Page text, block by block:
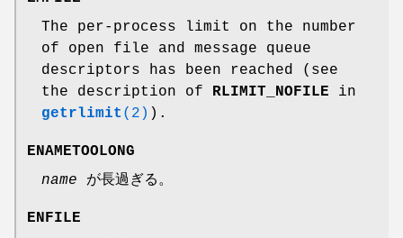
The per-process limit on the number
of open file and message queue
descriptors has been reached (see
the description of RLIMIT_NOFILE in
getrlimit (2) ).
ENAMETOOLONG
name が長過ぎる。
ENFILE